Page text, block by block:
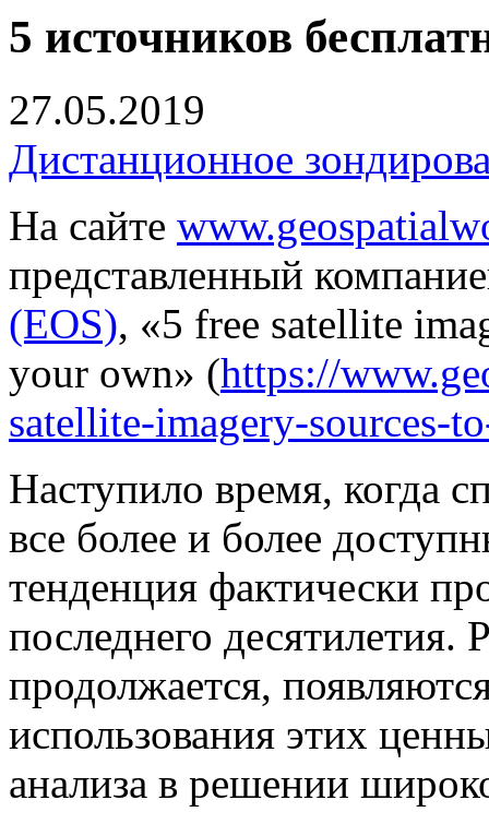
5 источников
27.05.2019
Дистанционное
На сайте
представленный
(EOS), «5 free satellite
your own» (https://
satellite-imagery-sources-
Наступило время, когда
все более и более
тенденция фактически
последнего десятилетия.
продолжается,
использования этих
анализа в решении